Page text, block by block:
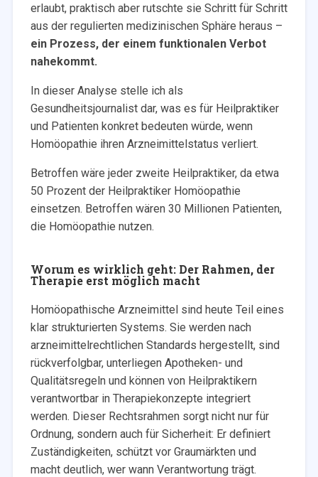
erlaubt, praktisch aber rutschte sie Schritt für Schritt
aus der regulierten medizinischen Sphäre heraus –
ein Prozess, der einem funktionalen Verbot
nahekommt.
In dieser Analyse stelle ich als
Gesundheitsjournalist dar, was es für Heilpraktiker
und Patienten konkret bedeuten würde, wenn
Homöopathie ihren Arzneimittelstatus verliert.
Betroffen wäre jeder zweite Heilpraktiker, da etwa
50 Prozent der Heilpraktiker Homöopathie
einsetzen. Betroffen wären 30 Millionen Patienten,
die Homöopathie nutzen.
Worum es wirklich geht: Der Rahmen, der
Therapie erst möglich macht
Homöopathische Arzneimittel sind heute Teil eines
klar strukturierten Systems. Sie werden nach
arzneimittelrechtlichen Standards hergestellt, sind
rückverfolgbar, unterliegen Apotheken- und
Qualitätsregeln und können von Heilpraktikern
verantwortbar in Therapiekonzepte integriert
werden. Dieser Rechtsrahmen sorgt nicht nur für
Ordnung, sondern auch für Sicherheit: Er definiert
Zuständigkeiten, schützt vor Graumärkten und
macht deutlich, wer wann Verantwortung trägt.